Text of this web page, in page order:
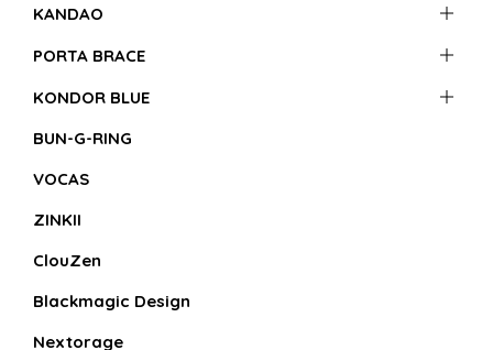
KANDAO
PORTA BRACE
KONDOR BLUE
BUN-G-RING
VOCAS
ZINKII
ClouZen
Blackmagic Design
Nextorage